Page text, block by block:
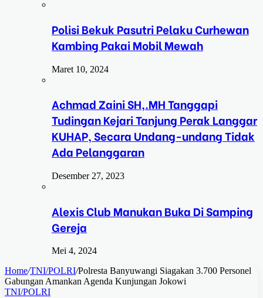
Polisi Bekuk Pasutri Pelaku Curhewan
Kambing Pakai Mobil Mewah
Maret 10, 2024
Achmad Zaini SH,.MH Tanggapi
Tudingan Kejari Tanjung Perak Langgar
KUHAP, Secara Undang-undang Tidak
Ada Pelanggaran
Desember 27, 2023
Alexis Club Manukan Buka Di Samping
Gereja
Mei 4, 2024
Home/TNI/POLRI/Polresta Banyuwangi Siagakan 3.700 Personel
Gabungan Amankan Agenda Kunjungan Jokowi
TNI/POLRI